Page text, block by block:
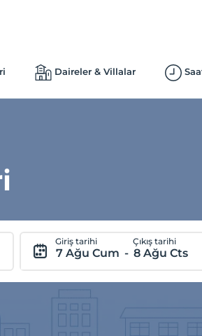
Daireler & Villalar
Giriş tarihi
7 Ağu Cum -
Çıkış tarihi
8 Ağu Cts